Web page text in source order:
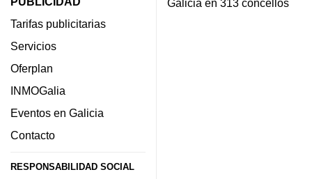
Tarifas publicitarias
Servicios
Oferplan
INMOGalia
Eventos en Galicia
Contacto
RESPONSABILIDAD SOCIAL
Galicia en 313 concellos